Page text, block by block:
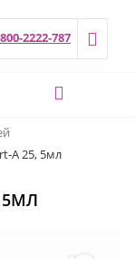
2222-787
A 25, 5мл
5МЛ